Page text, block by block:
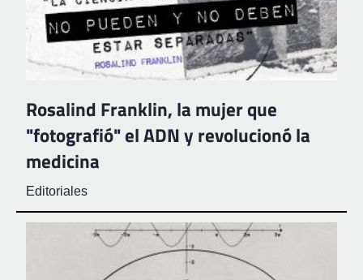
Rosalind Franklin, la mujer que
"fotografió" el ADN y revolucionó la
medicina
Editoriales